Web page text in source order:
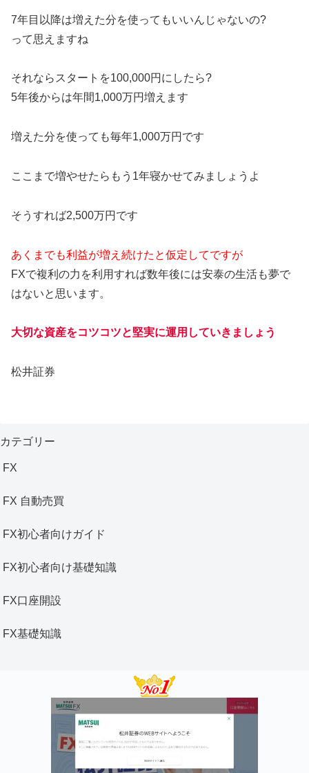
7年目以降は増えた分を使ってもいいんじゃないの?
って思えますね
それならスタートを100,000円にしたら?
5年後からは年間1,000万円増えます
増えた分を使っても毎年1,000万円です
ここまで増やせたらもう1年寝かせてみましょうよ
そうすれば2,500万円です
あくまでも利益が増え続けたと仮定してですが
FXで複利の力を利用すれば数年後には安泰の生活も夢で
はないと思います。
大切な資産をコツコツと堅実に運用していきましょう
松井証券
カテゴリー
FX
FX 自動売買
FX初心者向けガイド
FX初心者向け基礎知識
FX口座開設
FX基礎知識